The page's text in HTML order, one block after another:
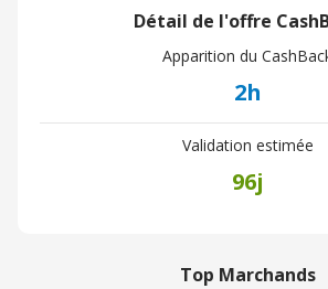
Détail de l'offre
Apparition du
2h
Validation estimée
96j
Top Marchands